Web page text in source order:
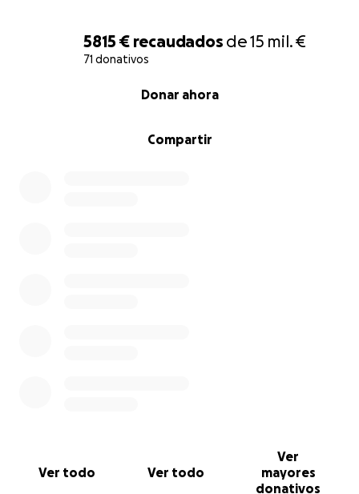
5815 € recaudados de15 mil. €
71 donativos
Compartir
Donar ahora
Ver todo Ver todo
Ver
mayores
donativos